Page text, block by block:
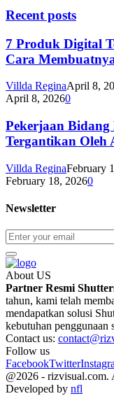
Recent posts
7 Produk Digital
Cara
Villda ReginaApril 8,
April 8, 20260
Pekerjaan
Tergantikan Oleh
Villda ReginaFebruary
February 18, 20260
Newsletter
About US
Partner Resmi
tahun, kami telah
mendapatkan solusi
kebutuhan penggunaan
Contact us:
Follow us
FacebookTwitter
@2026 - rizvisual.com.
Developed by nfl